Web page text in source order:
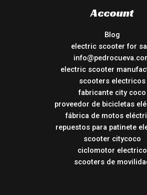
Account
Blog
electric scooter for
electric scooter
scooters electricos
fabricante city coco
proveedor de bicicletas
fábrica de motos
repuestos para patinete
scooter citycoco
ciclomotor electrico
scooters de